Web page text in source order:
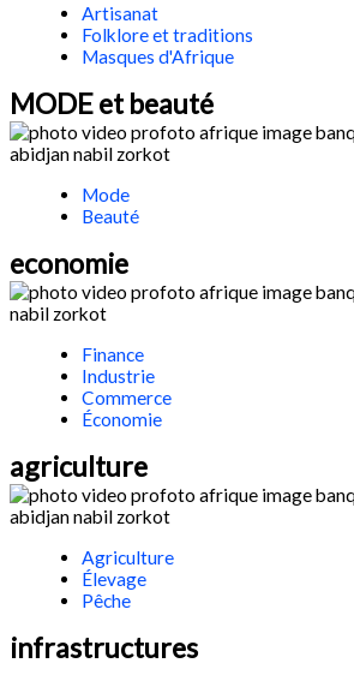
Artisanat
Folklore et traditions
Masques d'Afrique
MODE et beauté
Mode
Beauté
economie
Finance
Industrie
Commerce
Économie
agriculture
Agriculture
Élevage
Pêche
infrastructures